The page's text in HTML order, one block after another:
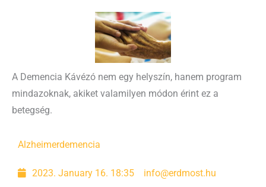
A Demencia Kávézó nem egy helyszín, hanem program
mindazoknak, akiket valamilyen módon érint ez a
betegség.
Alzheimerdemencia
2023. January 16. 18:35 info@erdmost.hu